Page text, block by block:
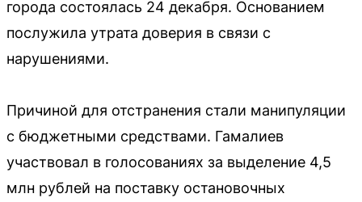
города состоялась 24 декабря. Основанием
послужила утрата доверия в связи с
нарушениями.
Причиной для отстранения стали манипуляции
с бюджетными средствами. Гамалиев
участвовал в голосованиях за выделение 4,5
млн рублей на поставку остановочных